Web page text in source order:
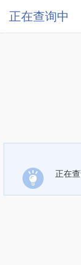
正在查询中
正在